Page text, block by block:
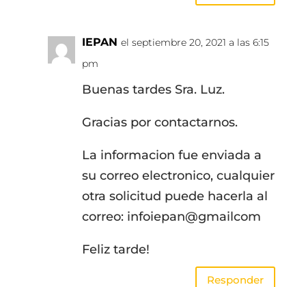
IEPAN el septiembre 20, 2021 a las 6:15
pm
Buenas tardes Sra. Luz.
Gracias por contactarnos.
La informacion fue enviada a
su correo electronico, cualquier
otra solicitud puede hacerla al
correo: infoiepan@gmailcom
Feliz tarde!
Responder